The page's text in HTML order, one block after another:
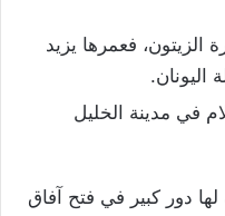
فعمرها يزيد
في مدينة الخليل
دور كبير في فتح آفاق